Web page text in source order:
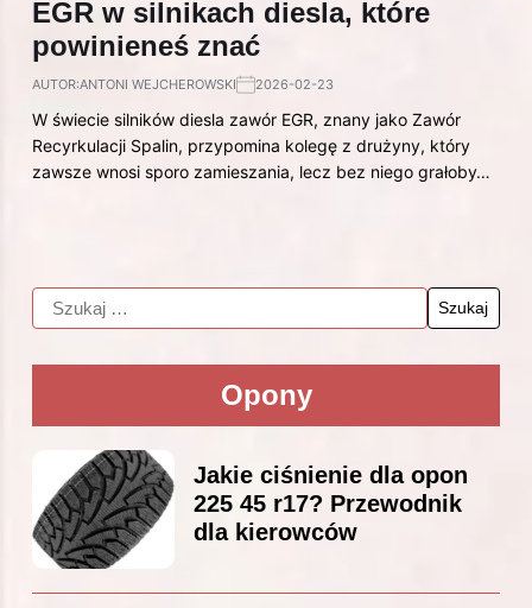
EGR w silnikach diesla, które
powinieneś znać
AUTOR:ANTONI WEJCHEROWSKI 2026-02-23
W świecie silników diesla zawór EGR, znany jako Zawór
Recyrkulacji Spalin, przypomina kolegę z drużyny, który
zawsze wnosi sporo zamieszania, lecz bez niego grałoby…
Opony
Jakie ciśnienie dla opon
225 45 r17? Przewodnik
dla kierowców